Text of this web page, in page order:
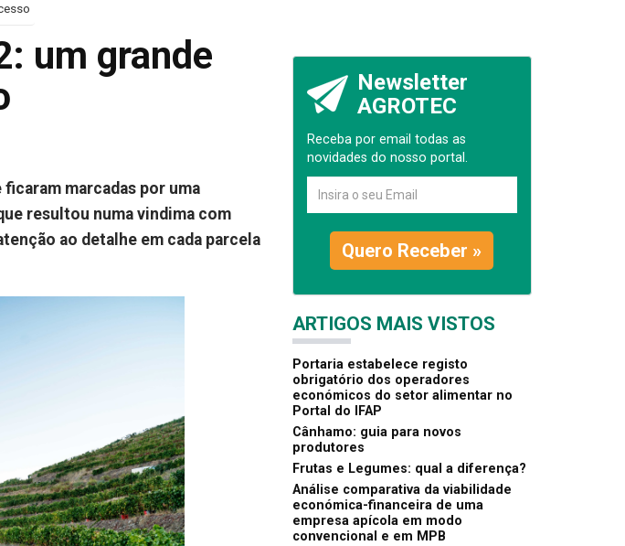
um grande
marcadas por uma
resultou numa vindima com
ao detalhe em cada parcela
Newsletter
AGROTEC
Receba por email todas as
novidades do nosso portal.
Quero Receber »
ARTIGOS MAIS VISTOS
Portaria estabelece registo
obrigatório dos operadores
económicos do setor alimentar no
Portal do IFAP
Cânhamo: guia para novos
produtores
Frutas e Legumes: qual a diferença?
Análise comparativa da viabilidade
económica-financeira de uma
empresa apícola em modo
convencional e em MPB